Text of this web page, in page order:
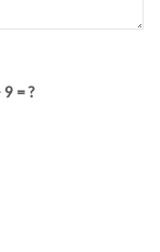
= ?